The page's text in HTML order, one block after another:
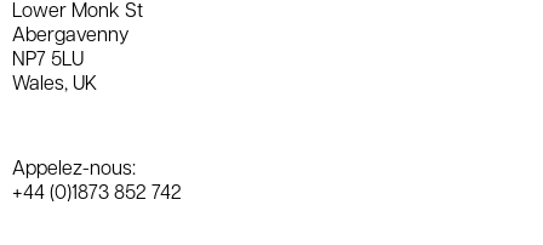
Lower Monk St
Abergavenny
NP7 5LU
Wales, UK
Appelez-nous:
+44 (0)1873 852 742